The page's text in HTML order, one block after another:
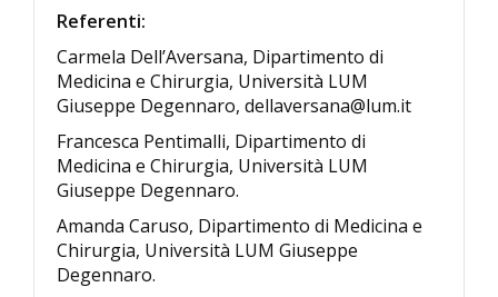
Referenti:
Carmela Dell’Aversana, Dipartimento di
Medicina e Chirurgia, Università LUM
Giuseppe Degennaro, dellaversana@lum.it
Francesca Pentimalli, Dipartimento di
Medicina e Chirurgia, Università LUM
Giuseppe Degennaro.
Amanda Caruso, Dipartimento di Medicina e
Chirurgia, Università LUM Giuseppe
Degennaro.